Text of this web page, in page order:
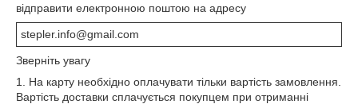
відправити електронною поштою на адресу
stepler.info@gmail.com
Зверніть увагу
1. На карту необхідно оплачувати тільки вартість замовлення.
Вартість доставки сплачується покупцем при отриманні